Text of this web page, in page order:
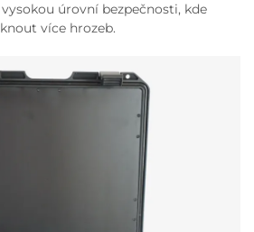
úrovní bezpečnosti, kde
více hrozeb.